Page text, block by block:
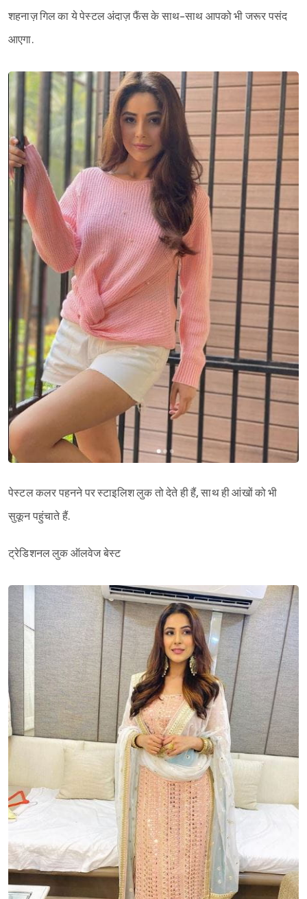
शहनाज़ गिल का ये पेस्टल अंदाज़ फैंस के साथ-साथ आपको भी जरूर पसंद
आएगा.
पेस्टल कलर पहनने पर स्टाइलिश लुक तो देते ही हैं, साथ ही आंखों को भी
सुकून पहुंचाते हैं.
ट्रेडिशनल लुक ऑलवेज बेस्ट